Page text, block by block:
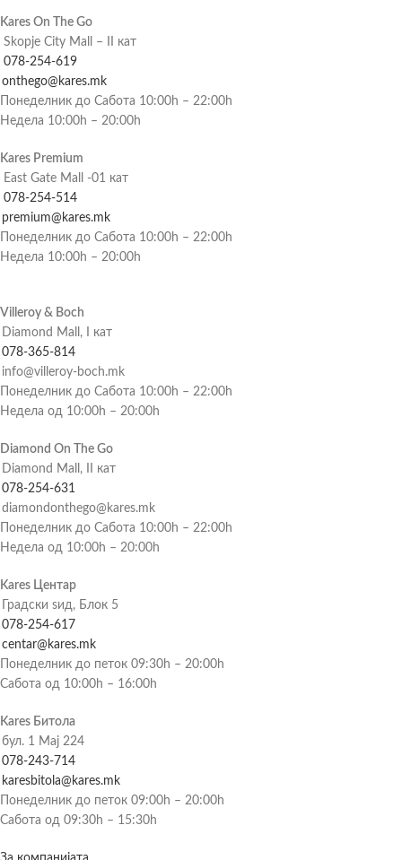
Kares On The Go
Skopje City Mall – II кат
078-254-619
onthego@kares.mk
Понеделник до Сабота 10:00h – 22:00h
Недела 10:00h – 20:00h
Kares Premium
East Gate Mall -01 кат
078-254-514
premium@kares.mk
Понеделник до Сабота 10:00h – 22:00h
Недела 10:00h – 20:00h
Villeroy & Boch
Diamond Mall, I кат
078-365-814
info@villeroy-boch.mk
Понеделник до Сабота 10:00h – 22:00h
Недела од 10:00h – 20:00h
Diamond On The Go
Diamond Mall, II кат
078-254-631
diamondonthego@kares.mk
Понеделник до Сабота 10:00h – 22:00h
Недела од 10:00h – 20:00h
Kares Центар
Градски ѕид, Блок 5
078-254-617
centar@kares.mk
Понеделник до петок 09:30h – 20:00h
Сабота од 10:00h – 16:00h
Kares Битола
бул. 1 Мај 224
078-243-714
karesbitola@kares.mk
Понеделник до петок 09:00h – 20:00h
Сабота од 09:30h – 15:30h